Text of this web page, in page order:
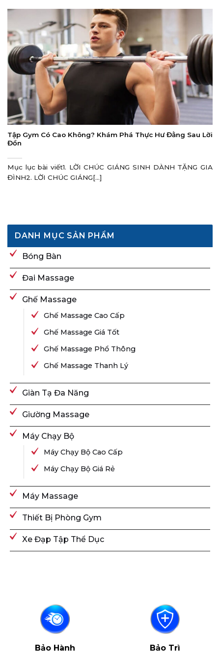
Tập Gym Có Cao Không? Khám Phá Thực Hư Đằng Sau Lời
Đồn
Mục lục bài viết1. LỜI CHÚC GIÁNG SINH DÀNH TẶNG GIA
ĐÌNH2. LỜI CHÚC GIÁNG[...]
DANH MỤC SẢN PHẨM
Bóng Bàn
Đai Massage
Ghế Massage
Ghế Massage Cao Cấp
Ghế Massage Giá Tốt
Ghế Massage Phổ Thông
Ghế Massage Thanh Lý
Giàn Tạ Đa Năng
Giường Massage
Máy Chạy Bộ
Máy Chạy Bộ Cao Cấp
Máy Chạy Bộ Giá Rẻ
Máy Massage
Thiết Bị Phòng Gym
Xe Đạp Tập Thể Dục
Bảo Hành Bảo Trì